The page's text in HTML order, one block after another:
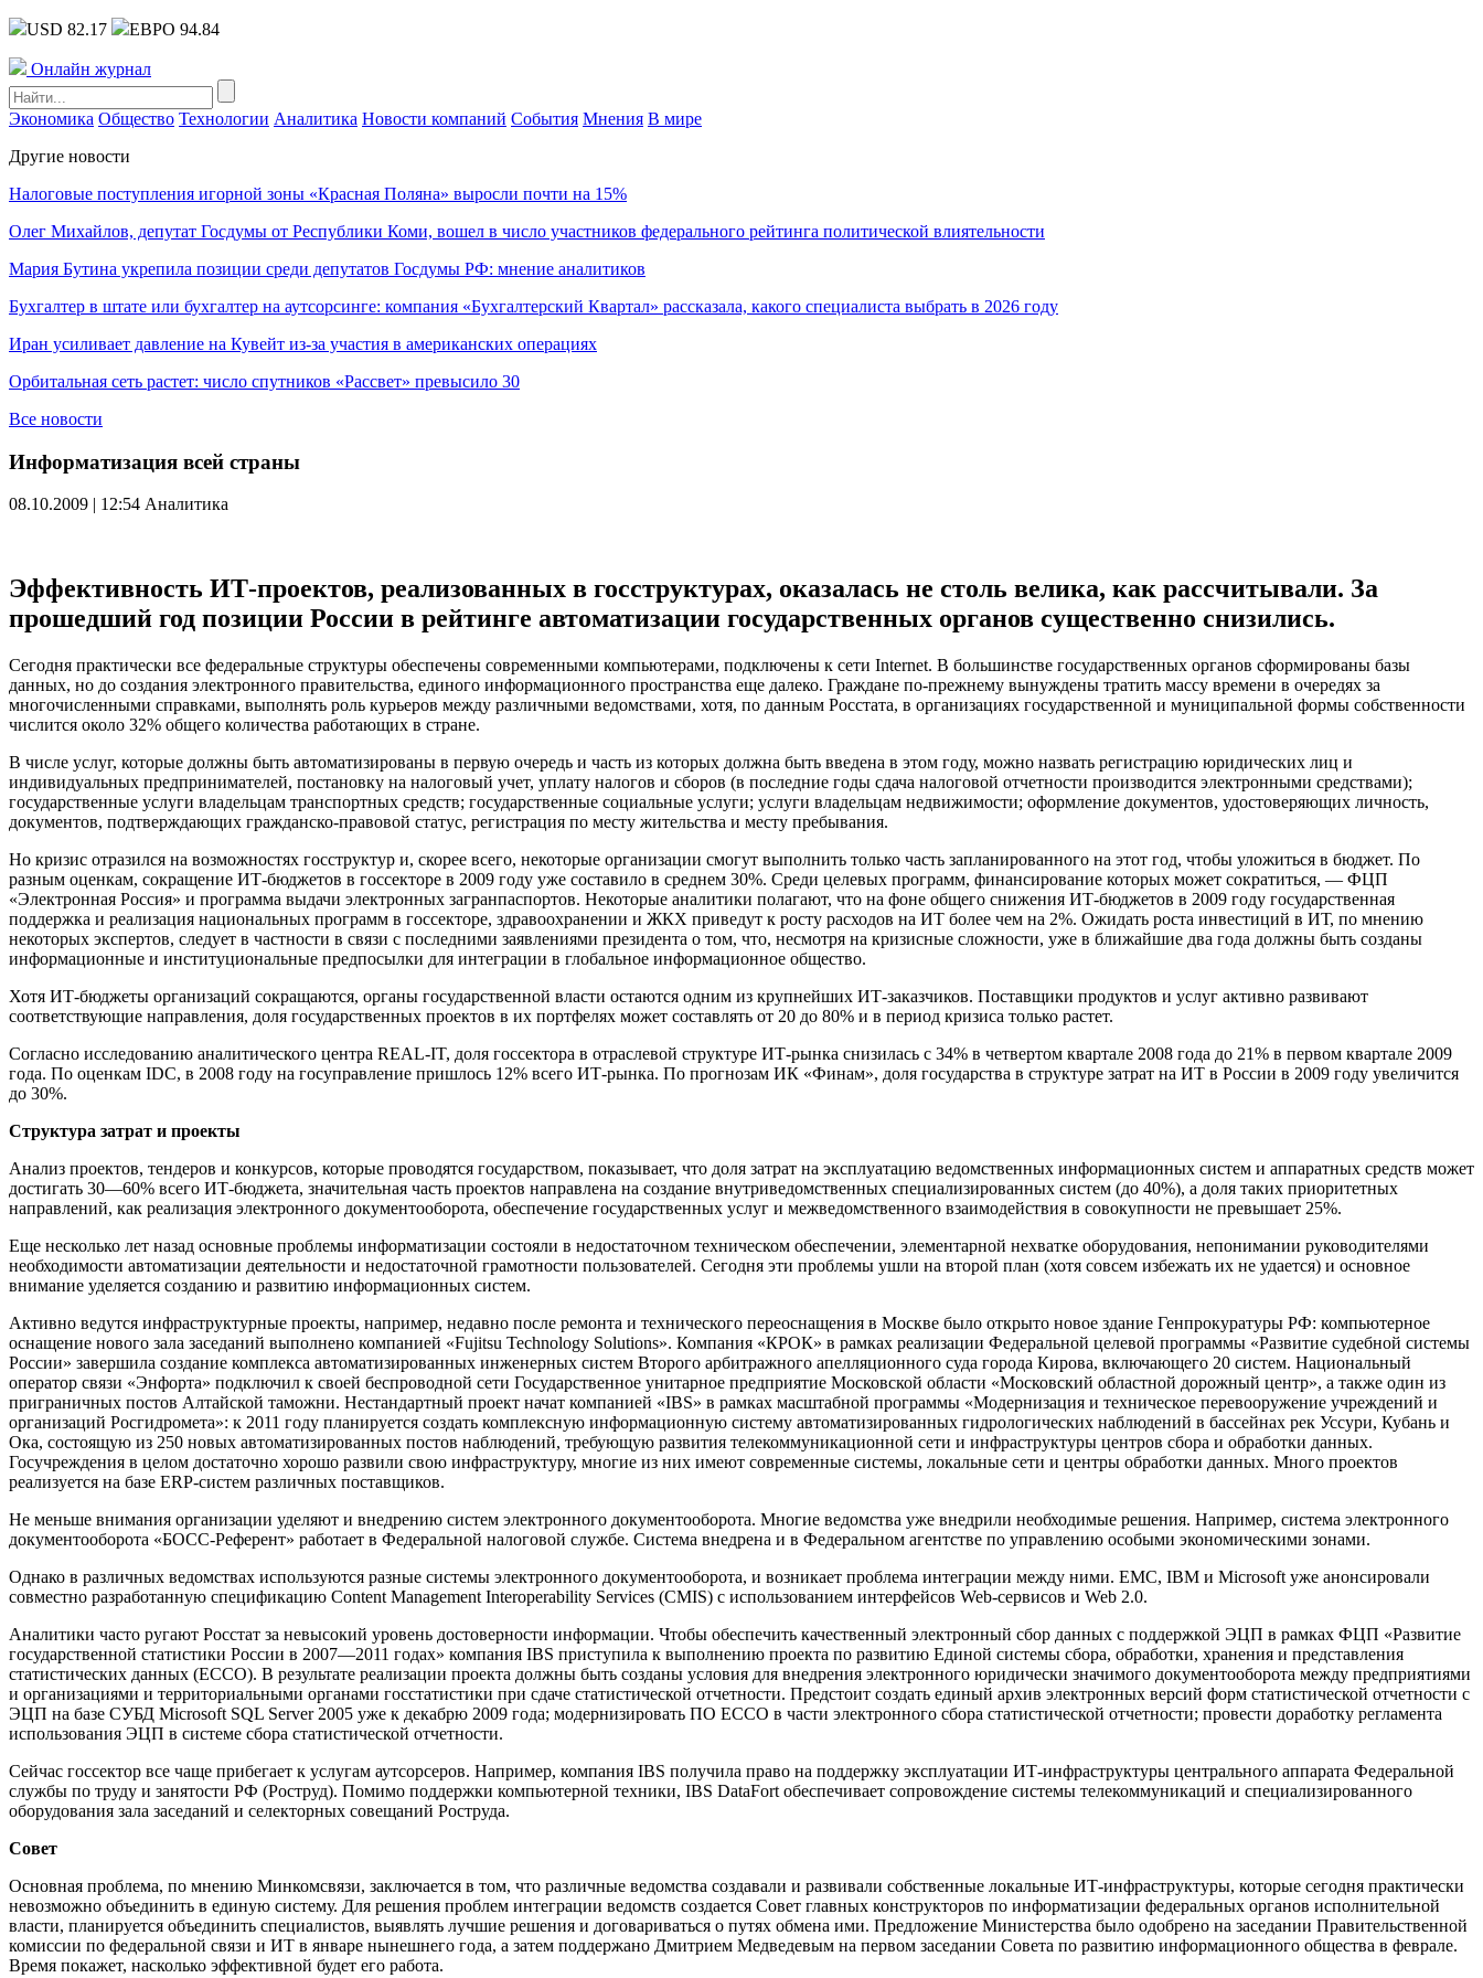
USD 82.17 ЕВРО 94.84
Онлайн журнал
Экономика Общество Технологии Аналитика Новости компаний События Мнения В мире
Другие новости
Налоговые поступления игорной зоны «Красная Поляна» выросли почти на 15%
Олег Михайлов, депутат Госдумы от Республики Коми, вошел в число участников федерального рейтинга политической влиятельности
Мария Бутина укрепила позиции среди депутатов Госдумы РФ: мнение аналитиков
Бухгалтер в штате или бухгалтер на аутсорсинге: компания «Бухгалтерский Квартал» рассказала, какого специалиста выбрать в 2026 году
Иран усиливает давление на Кувейт из-за участия в американских операциях
Орбитальная сеть растет: число спутников «Рассвет» превысило 30
Все новости
Информатизация всей страны
08.10.2009 | 12:54 Аналитика
Эффективность ИТ-проектов, реализованных в госструктурах, оказалась не столь велика, как рассчитывали. За
прошедший год позиции России в рейтинге автоматизации государственных органов существенно снизились.
Сегодня практически все федеральные структуры обеспечены современными компьютерами, подключены к сети Internet. В большинстве государственных органов сформированы базы
данных, но до создания электронного правительства, единого информационного пространства еще далеко. Граждане по-прежнему вынуждены тратить массу времени в очередях за
многочисленными справками, выполнять роль курьеров между различными ведомствами, хотя, по данным Росстата, в организациях государственной и муниципальной формы собственности
числится около 32% общего количества работающих в стране.
В числе услуг, которые должны быть автоматизированы в первую очередь и часть из которых должна быть введена в этом году, можно назвать регистрацию юридических лиц и
индивидуальных предпринимателей, постановку на налоговый учет, уплату налогов и сборов (в последние годы сдача налоговой отчетности производится электронными средствами);
государственные услуги владельцам транспортных средств; государственные социальные услуги; услуги владельцам недвижимости; оформление документов, удостоверяющих личность,
документов, подтверждающих гражданско-правовой статус, регистрация по месту жительства и месту пребывания.
Но кризис отразился на возможностях госструктур и, скорее всего, некоторые организации смогут выполнить только часть запланированного на этот год, чтобы уложиться в бюджет. По
разным оценкам, сокращение ИТ-бюджетов в госсекторе в 2009 году уже составило в среднем 30%. Среди целевых программ, финансирование которых может сократиться, — ФЦП
«Электронная Россия» и программа выдачи электронных загранпаспортов. Некоторые аналитики полагают, что на фоне общего снижения ИТ-бюджетов в 2009 году государственная
поддержка и реализация национальных программ в госсекторе, здравоохранении и ЖКХ приведут к росту расходов на ИТ более чем на 2%. Ожидать роста инвестиций в ИТ, по мнению
некоторых экспертов, следует в частности в связи с последними заявлениями президента о том, что, несмотря на кризисные сложности, уже в ближайшие два года должны быть созданы
информационные и институциональные предпосылки для интеграции в глобальное информационное общество.
Хотя ИТ-бюджеты организаций сокращаются, органы государственной власти остаются одним из крупнейших ИТ-заказчиков. Поставщики продуктов и услуг активно развивают
соответствующие направления, доля государственных проектов в их портфелях может составлять от 20 до 80% и в период кризиса только растет.
Согласно исследованию аналитического центра REAL-IT, доля госсектора в отраслевой структуре ИТ-рынка снизилась с 34% в четвертом квартале 2008 года до 21% в первом квартале 2009
года. По оценкам IDC, в 2008 году на госуправление пришлось 12% всего ИТ-рынка. По прогнозам ИК «Финам», доля государства в структуре затрат на ИТ в России в 2009 году увеличится
до 30%.
Структура затрат и проекты
Анализ проектов, тендеров и конкурсов, которые проводятся государством, показывает, что доля затрат на эксплуатацию ведомственных информационных систем и аппаратных средств может
достигать 30—60% всего ИТ-бюджета, значительная часть проектов направлена на создание внутриведомственных специализированных систем (до 40%), а доля таких приоритетных
направлений, как реализация электронного документооборота, обеспечение государственных услуг и межведомственного взаимодействия в совокупности не превышает 25%.
Еще несколько лет назад основные проблемы информатизации состояли в недостаточном техническом обеспечении, элементарной нехватке оборудования, непонимании руководителями
необходимости автоматизации деятельности и недостаточной грамотности пользователей. Сегодня эти проблемы ушли на второй план (хотя совсем избежать их не удается) и основное
внимание уделяется созданию и развитию информационных систем.
Активно ведутся инфраструктурные проекты, например, недавно после ремонта и технического переоснащения в Москве было открыто новое здание Генпрокуратуры РФ: компьютерное
оснащение нового зала заседаний выполнено компанией «Fujitsu Technology Solutions». Компания «КРОК» в рамках реализации Федеральной целевой программы «Развитие судебной системы
России» завершила создание комплекса автоматизированных инженерных систем Второго арбитражного апелляционного суда города Кирова, включающего 20 систем. Национальный
оператор связи «Энфорта» подключил к своей беспроводной сети Государственное унитарное предприятие Московской области «Московский областной дорожный центр», а также один из
приграничных постов Алтайской таможни. Нестандартный проект начат компанией «IBS» в рамках масштабной программы «Модернизация и техническое перевооружение учреждений и
организаций Росгидромета»: к 2011 году планируется создать комплексную информационную систему автоматизированных гидрологических наблюдений в бассейнах рек Уссури, Кубань и
Ока, состоящую из 250 новых автоматизированных постов наблюдений, требующую развития телекоммуникационной сети и инфраструктуры центров сбора и обработки данных.
Госучреждения в целом достаточно хорошо развили свою инфраструктуру, многие из них имеют современные системы, локальные сети и центры обработки данных. Много проектов
реализуется на базе ERP-систем различных поставщиков.
Не меньше внимания организации уделяют и внедрению систем электронного документооборота. Многие ведомства уже внедрили необходимые решения. Например, система электронного
документооборота «БОСС-Референт» работает в Федеральной налоговой службе. Система внедрена и в Федеральном агентстве по управлению особыми экономическими зонами.
Однако в различных ведомствах используются разные системы электронного документооборота, и возникает проблема интеграции между ними. EMC, IBM и Microsoft уже анонсировали
совместно разработанную спецификацию Content Management Interoperability Services (CMIS) с использованием интерфейсов Web-сервисов и Web 2.0.
Аналитики часто ругают Росстат за невысокий уровень достоверности информации. Чтобы обеспечить качественный электронный сбор данных с поддержкой ЭЦП в рамках ФЦП «Развитие
государственной статистики России в 2007—2011 годах» компания IBS приступила к выполнению проекта по развитию Единой системы сбора, обработки, хранения и представления
статистических данных (ЕССО). В результате реализации проекта должны быть созданы условия для внедрения электронного юридически значимого документооборота между предприятиями
и организациями и территориальными органами госстатистики при сдаче статистической отчетности. Предстоит создать единый архив электронных версий форм статистической отчетности с
ЭЦП на базе СУБД Microsoft SQL Server 2005 уже к декабрю 2009 года; модернизировать ПО ЕССО в части электронного сбора статистической отчетности; провести доработку регламента
использования ЭЦП в системе сбора статистической отчетности.
Сейчас госсектор все чаще прибегает к услугам аутсорсеров. Например, компания IBS получила право на поддержку эксплуатации ИТ-инфраструктуры центрального аппарата Федеральной
службы по труду и занятости РФ (Роструд). Помимо поддержки компьютерной техники, IBS DataFort обеспечивает сопровождение системы телекоммуникаций и специализированного
оборудования зала заседаний и селекторных совещаний Роструда.
Совет
Основная проблема, по мнению Минкомсвязи, заключается в том, что различные ведомства создавали и развивали собственные локальные ИТ-инфраструктуры, которые сегодня практически
невозможно объединить в единую систему. Для решения проблем интеграции ведомств создается Совет главных конструкторов по информатизации федеральных органов исполнительной
власти, планируется объединить специалистов, выявлять лучшие решения и договариваться о путях обмена ими. Предложение Министерства было одобрено на заседании Правительственной
комиссии по федеральной связи и ИТ в январе нынешнего года, а затем поддержано Дмитрием Медведевым на первом заседании Совета по развитию информационного общества в феврале.
Время покажет, насколько эффективной будет его работа.